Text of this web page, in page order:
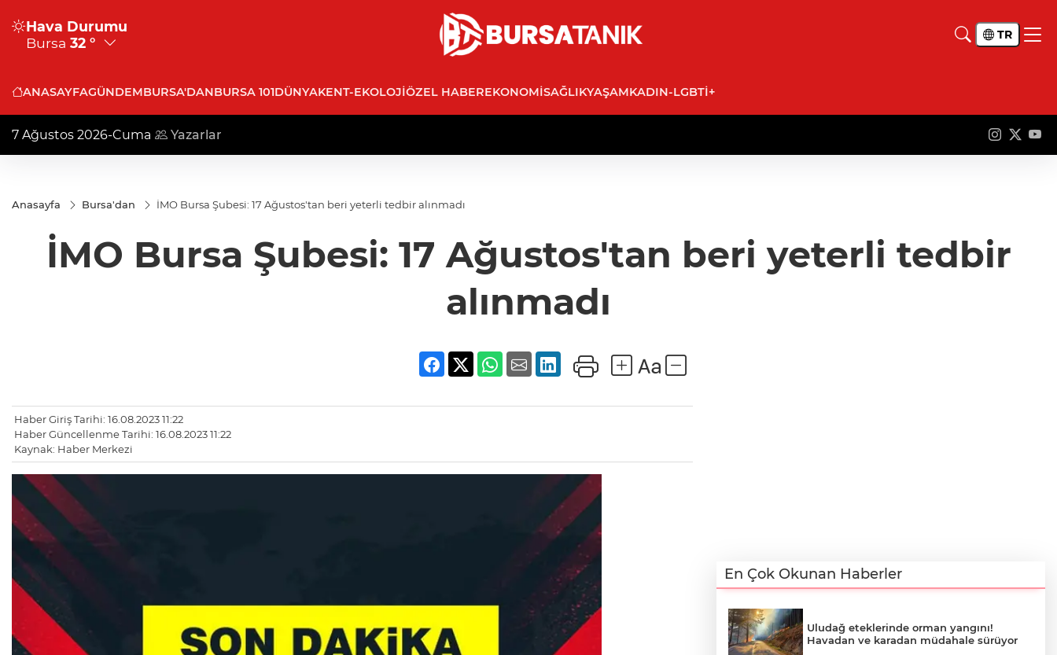
Hava Durumu
Bursa 32 ° TR
ANASAYFAGÜNDEMBURSA'DANBURSA 101DÜNYAKENT-EKOLOJIÖZEL HABEREKONOMISAĞLIKYAŞAMKADIN-LGBTİ+
7 Ağustos 2026-Cuma Yazarlar
Anasayfa Bursa'dan İMO Bursa Şubesi: 17 Ağustos'tan beri yeterli tedbir alınmadı
İMO Bursa Şubesi: 17 Ağustos'tan beri yeterli tedbir
alınmadı
Haber Giriş Tarihi: 16.08.2023 11:22
Haber Güncellenme Tarihi: 16.08.2023 11:22
Kaynak: Haber Merkezi
En Çok Okunan Haberler
Uludağ eteklerinde orman yangını!
Havadan ve karadan müdahale sürüyor